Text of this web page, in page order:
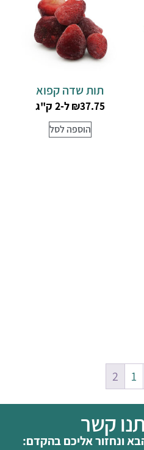
תות שדה קפוא
₪37.75 ל-2 ק"ג
הוספה לסל
1
2
קשר
ונחזור אליכם בהקדם: